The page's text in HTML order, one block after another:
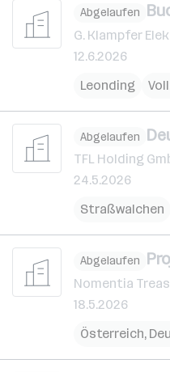
Abgelaufen
G. Klampfer
12.6.2026
Leonding
Abgelaufen
TFL Holding
24.5.2026
Straßwalchen
Abgelaufen
Nomentia
18.5.2026
Österreich,